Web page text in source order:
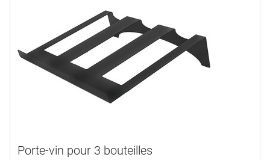
Porte-vin pour 3 bouteilles